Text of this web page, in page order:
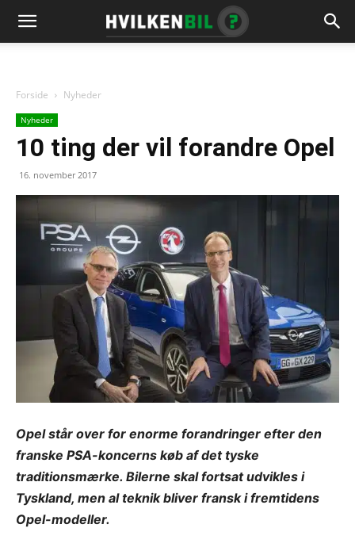
Forside Nyheder
Nyheder
10 ting der vil forandre Opel
16. november 2017
Opel står over for enorme forandringer efter den
franske PSA-koncerns køb af det tyske
traditionsmærke. Bilerne skal fortsat udvikles i
Tyskland, men al teknik bliver fransk i fremtidens
Opel-modeller.